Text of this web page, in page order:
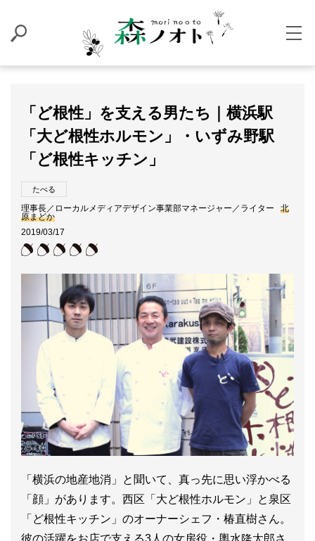
「ど根性」を支える男たち｜横浜駅
「大ど根性ホルモン」・いずみ野駅
「ど根性キッチン」
たべる
理事長／ローカルメディアデザイン事業部マネージャー／ライター
北
原まどか
2019/03/17
「横浜の地産地消」と聞いて、真っ先に思い浮かべる
「顔」があります。西区「大ど根性ホルモン」と泉区
「ど根性キッチン」のオーナーシェフ・椿直樹さん。
彼の活躍をお店で支える3人の女房役・輿水隆太郎さ